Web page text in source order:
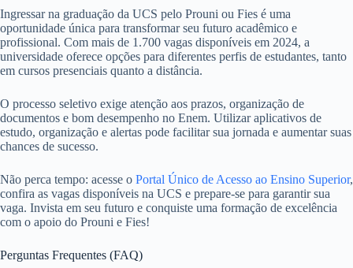
Ingressar na graduação da UCS pelo Prouni ou Fies é uma
oportunidade única para transformar seu futuro acadêmico e
profissional. Com mais de 1.700 vagas disponíveis em 2024, a
universidade oferece opções para diferentes perfis de estudantes, tanto
em cursos presenciais quanto a distância.
O processo seletivo exige atenção aos prazos, organização de
documentos e bom desempenho no Enem. Utilizar aplicativos de
estudo, organização e alertas pode facilitar sua jornada e aumentar suas
chances de sucesso.
Não perca tempo: acesse o Portal Único de Acesso ao Ensino Superior,
confira as vagas disponíveis na UCS e prepare-se para garantir sua
vaga. Invista em seu futuro e conquiste uma formação de excelência
com o apoio do Prouni e Fies!
Perguntas Frequentes (FAQ)